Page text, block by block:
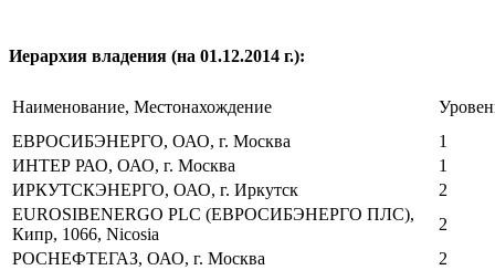
Иерархия владения (на 01.12.2014 г.):
Наименование, Местонахождение
ЕВРОСИБЭНЕРГО, ОАО, г. Москва
1
ИНТЕР РАО, ОАО, г. Москва
1
ИРКУТСКЭНЕРГО, ОАО, г. Иркутск
2
EUROSIBENERGO PLC (ЕВРОСИБЭНЕРГО ПЛС),
Кипр, 1066, Nicosia
2
РОСНЕФТЕГАЗ, ОАО, г. Москва
2